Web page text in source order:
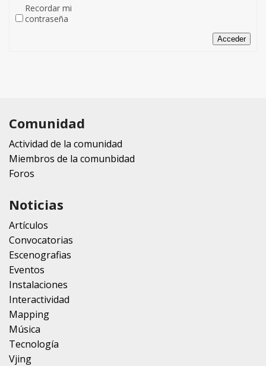
Recordar mi
contraseña
Acceder
Comunidad
Actividad de la comunidad
Miembros de la comunbidad
Foros
Noticias
Artículos
Convocatorias
Escenografias
Eventos
Instalaciones
Interactividad
Mapping
Música
Tecnología
Vjing